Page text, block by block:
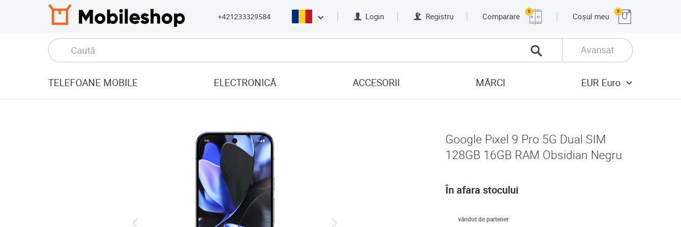
+421233329584 Login Registru Comparare
0
Coșul meu
0
Avansat
TELEFOANE MOBILE ELECTRONICĂ ACCESORII MĂRCI EUR Euro
Google Pixel 9 Pro 5G Dual SIM
128GB 16GB RAM Obsidian Negru
În afara stocului
vândut de partener